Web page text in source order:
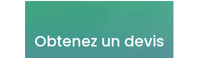
Obtenez un devis